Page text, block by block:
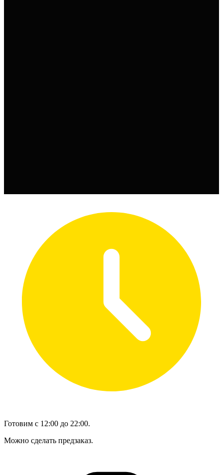
Готовим с 12:00 до 22:00.
Можно сделать предзаказ.